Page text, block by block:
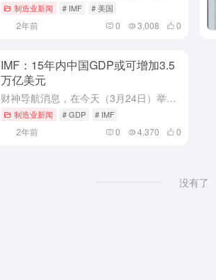
制造业新闻 # IMF # 美国
2年前 0 3,008 0
IMF：15年内中国GDP或可增加3.5
万亿美元
财神导航消息，在今天（3月24日）举行的2024中国发展高层论坛上，国际货币基金组织（IMF）总裁克里斯塔琳娜-格奥尔基耶娃预测，未来15年中国GDP或可增加3.5万亿美元。
制造业新闻 # GDP # IMF
2年前 0 4,370 0
没有了